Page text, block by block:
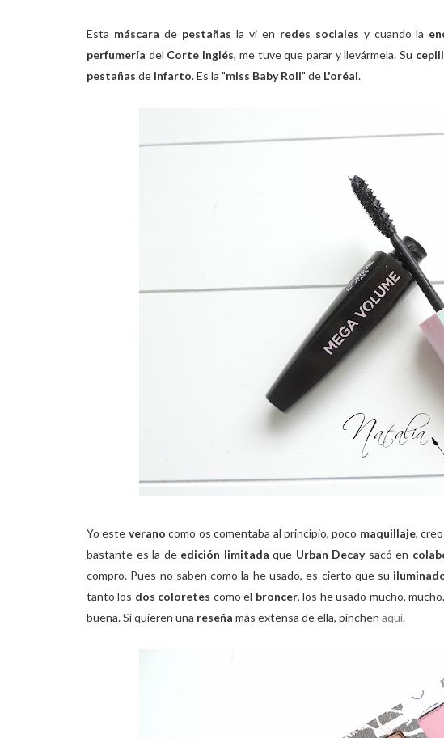
Esta máscara de pestañas la vi en redes sociales y cuando la
perfumería del Corte Inglés, me tuve que parar y llevármela. Su
pestañas de infarto. Es la "miss Baby Roll" de L'oréal.
Yo este verano como os comentaba al principio, poco maquillaje,
bastante es la de edición limitada que Urban Decaysacó en
compro. Pues no saben como la he usado, es cierto que su
tanto los dos coloretes como el broncer, los he usado mucho,
buena. Si quieren una reseña más extensa de ella, pinchen aquí.